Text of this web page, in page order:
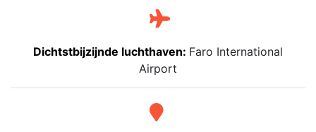
Dichtstbijzijnde luchthaven: Faro International
Airport